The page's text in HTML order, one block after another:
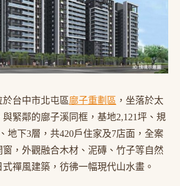
於台中市北屯區廍子重劃區 ，坐落於太
緊鄰的廍子溪同框，基地2,121坪、規
地下3層，共420戶住家及7店面，全案
，外觀融合木材、泥磚、竹子等自然
禪風建築，彷彿一幅現代山水畫。